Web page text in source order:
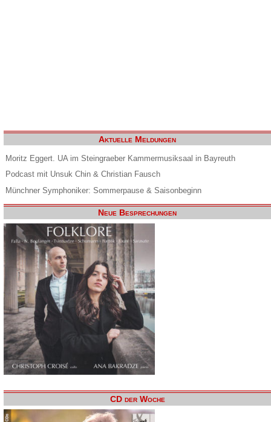
Aktuelle Meldungen
Moritz Eggert. UA im Steingraeber Kammermusiksaal in Bayreuth
Podcast mit Unsuk Chin & Christian Fausch
Münchner Symphoniker: Sommerpause & Saisonbeginn
Neue Besprechungen
CD der Woche